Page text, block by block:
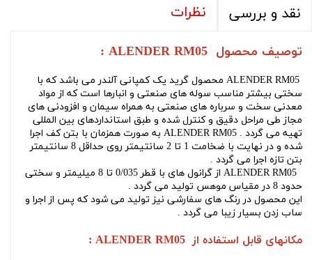
نقد و بررسی نظرات
توصیف محصول ALENDER RM05 :
ALENDER RM05 محصول گرید یک کمپانی آلندر می باشد که با
سختی بیشتر مناسب سوله های صنعتی و انبارها است که از مواد
معدنی سخت و سرباره های صنعتی به همراه سیمان و افزودنی های
مجاز طی مراحل دقیق و کنترل شده و طبق استانداردهای بین المللی
تهیه می گردد . ALENDER RM05 به صورت همزمان با بتن کف اجرا
شده و در نهایت با ضخامت 1 تا 2 سانتیمتر روی حداقل 8 سانتیمتر
بتن تازه اجرا می گردد .
ALENDER RM05 از گرانول های با قطر 0/035 تا 8 میلیمتر و سختی
حدود 8 در مقیاس موهس تولید می گردد .
این محصول در رنگ های سفارشی نیز تولید می شود که پس از اجرا و
ساب زدن بسیار زیبا می گردد .
مکانهای قابل استفاده از ALENDER RM05 :